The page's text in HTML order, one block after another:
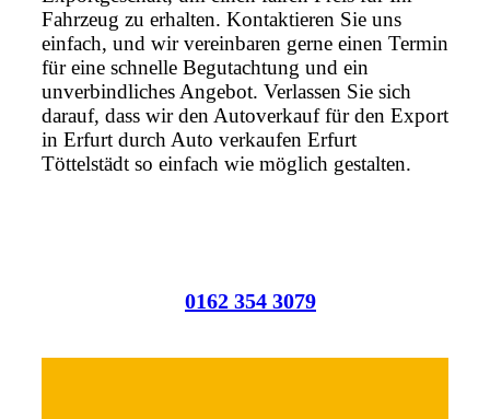
Fahrzeug zu erhalten. Kontaktieren Sie uns
einfach, und wir vereinbaren gerne einen Termin
für eine schnelle Begutachtung und ein
unverbindliches Angebot. Verlassen Sie sich
darauf, dass wir den Autoverkauf für den Export
in Erfurt durch Auto verkaufen Erfurt
Töttelstädt so einfach wie möglich gestalten.
0162 354 3079